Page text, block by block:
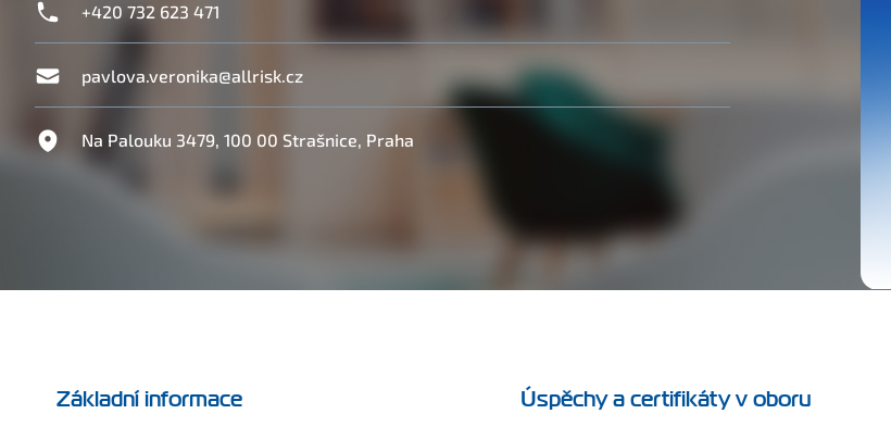
+420 732 623 471
pavlova.veronika@allrisk.cz
Na Palouku 3479, 100 00 Strašnice, Praha
Základní informace Úspěchy a certifikáty v oboru